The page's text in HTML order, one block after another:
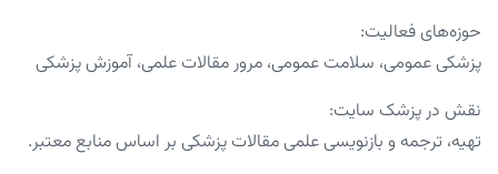
حوزه‌های فعالیت:
پزشکی عمومی، سلامت عمومی، مرور مقالات علمی، آموزش پزشکی
نقش در پزشک سایت:
تهیه، ترجمه و بازنویسی علمی مقالات پزشکی بر اساس منابع معتبر.